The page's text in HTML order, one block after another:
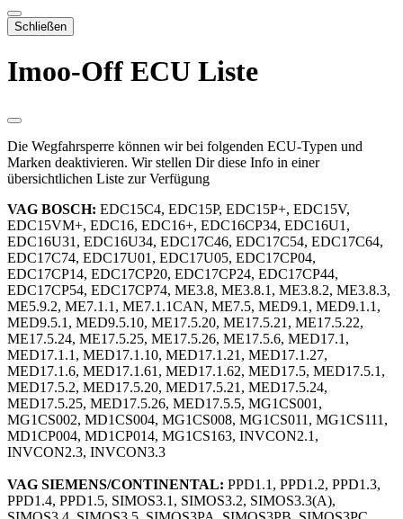
Schließen
Imoo-Off ECU Liste
Die Wegfahrsperre können wir bei folgenden ECU-Typen und
Marken deaktivieren. Wir stellen Dir diese Info in einer
übersichtlichen Liste zur Verfügung
VAG BOSCH: EDC15C4, EDC15P, EDC15P+, EDC15V,
EDC15VM+, EDC16, EDC16+, EDC16CP34, EDC16U1,
EDC16U31, EDC16U34, EDC17C46, EDC17C54, EDC17C64,
EDC17C74, EDC17U01, EDC17U05, EDC17CP04,
EDC17CP14, EDC17CP20, EDC17CP24, EDC17CP44,
EDC17CP54, EDC17CP74, ME3.8, ME3.8.1, ME3.8.2, ME3.8.3,
ME5.9.2, ME7.1.1, ME7.1.1CAN, ME7.5, MED9.1, MED9.1.1,
MED9.5.1, MED9.5.10, ME17.5.20, ME17.5.21, ME17.5.22,
ME17.5.24, ME17.5.25, ME17.5.26, ME17.5.6, MED17.1,
MED17.1.1, MED17.1.10, MED17.1.21, MED17.1.27,
MED17.1.6, MED17.1.61, MED17.1.62, MED17.5, MED17.5.1,
MED17.5.2, MED17.5.20, MED17.5.21, MED17.5.24,
MED17.5.25, MED17.5.26, MED17.5.5, MG1CS001,
MG1CS002, MD1CS004, MG1CS008, MG1CS011, MG1CS111,
MD1CP004, MD1CP014, MG1CS163, INVCON2.1,
INVCON2.3, INVCON3.3
VAG SIEMENS/CONTINENTAL: PPD1.1, PPD1.2, PPD1.3,
PPD1.4, PPD1.5, SIMOS3.1, SIMOS3.2, SIMOS3.3(A),